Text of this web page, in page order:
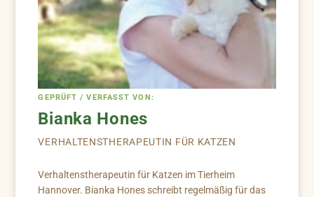
GEPRÜFT / VERFASST VON:
Bianka Hones
VERHALTENSTHERAPEUTIN FÜR KATZEN
Verhaltenstherapeutin für Katzen im Tierheim
Hannover. Bianka Hones schreibt regelmäßig für das